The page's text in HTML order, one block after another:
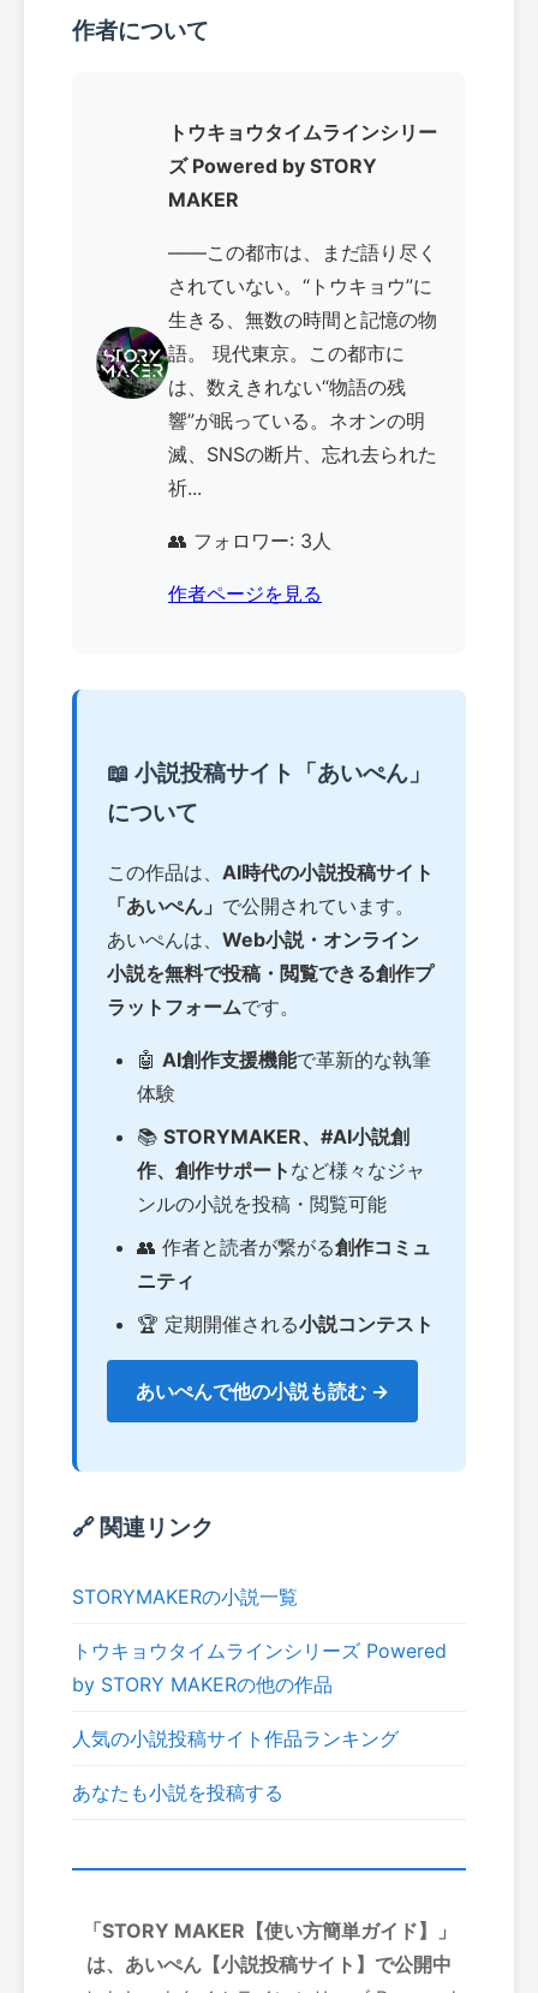
作者について
トウキョウタイムラインシリー
ズ Powered by STORY
MAKER
――この都市は、まだ語り尽く
されていない。“トウキョウ”に
生きる、無数の時間と記憶の物
語。 現代東京。この都市に
は、数えきれない“物語の残
響”が眠っている。ネオンの明
滅、SNSの断片、忘れ去られた
祈...
👥 フォロワー: 3人
作者ページを見る
📖 小説投稿サイト「あいぺん」
について
この作品は、 AI時代の小説投稿サイト
「あいぺん」 で公開されています。
あいぺんは、 Web小説・オンライン
小説を無料で投稿・閲覧できる創作プ
ラットフォームです。
🤖 AI創作支援機能で革新的な執筆
体験
📚 STORYMAKER、#AI小説創
作、創作サポート など様々なジャ
ンルの小説を投稿・閲覧可能
👥 作者と読者が繋がる創作コミュ
ニティ
🏆 定期開催される小説コンテスト
あいぺんで他の小説も読む →
🔗 関連リンク
STORYMAKERの小説一覧
トウキョウタイムラインシリーズ Powered
by STORY MAKERの他の作品
人気の小説投稿サイト作品ランキング
あなたも小説を投稿する
「STORY MAKER【使い方簡単ガイド】」
は、あいぺん【小説投稿サイト】で公開中